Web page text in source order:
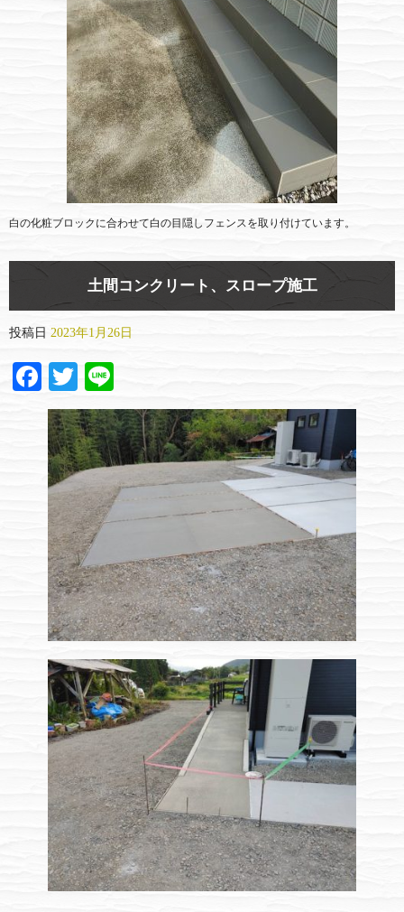
白の化粧ブロックに合わせて白の目隠しフェンスを取り付けています。
土間コンクリート、スロープ施工
投稿日 2023年1月26日
Facebook
Twitter